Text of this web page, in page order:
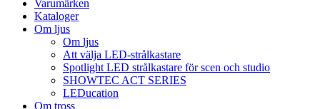
Varumärken
Kataloger
Om ljus
Om ljus
Att välja LED-strålkastare
Spotlight LED strålkastare för scen och studio
SHOWTEC ACT SERIES
LEDucation
Om tross